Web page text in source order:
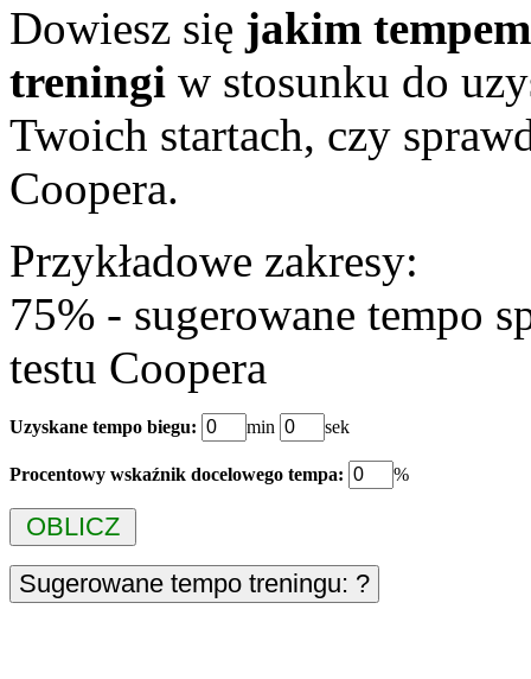
Dowiesz się jakim
treningi w stosunku do
Twoich startach, czy
Coopera.
Przykładowe zakresy:
75% - sugerowane tempo
testu Coopera
Uzyskane tempo biegu: min sek
Procentowy wskaźnik docelowego tempa: %